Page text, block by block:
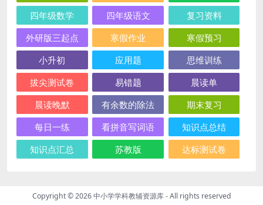
四年级数学
四年级语文
复习资料
外研版三起点
寒假作业
寒假预习
小升初
应用题
思维训练
拔尖测试卷
易错题
晨读单
晨读晚默
有余数的除法
期末复习
每日一练
看拼音写词语
知识点总结
知识点汇总
苏教版 达标测试卷
Copyright © 2026中小学学科教辅资源库- All rights reserved